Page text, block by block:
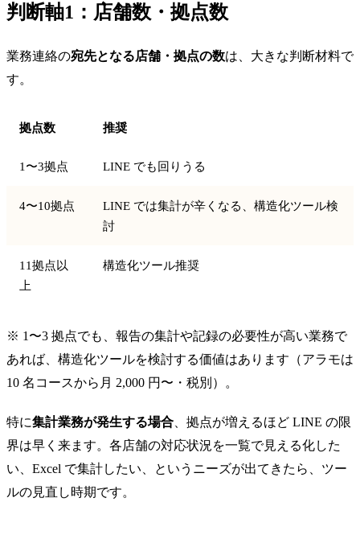
判断軸1：店舗数・拠点数
業務連絡の宛先となる店舗・拠点の数は、大きな判断材料で
す。
拠点数 推奨
1〜3拠点 LINE でも回りうる
4〜10拠点
LINE では集計が辛くなる、構造化ツール検
討
11拠点以
上
構造化ツール推奨
※ 1〜3 拠点でも、報告の集計や記録の必要性が高い業務で
あれば、構造化ツールを検討する価値はあります（アラモは
10 名コースから月 2,000 円〜・税別）。
特に集計業務が発生する場合 、拠点が増えるほど LINE の限
界は早く来ます。各店舗の対応状況を一覧で見える化した
い、Excel で集計したい、というニーズが出てきたら、ツー
ルの見直し時期です。